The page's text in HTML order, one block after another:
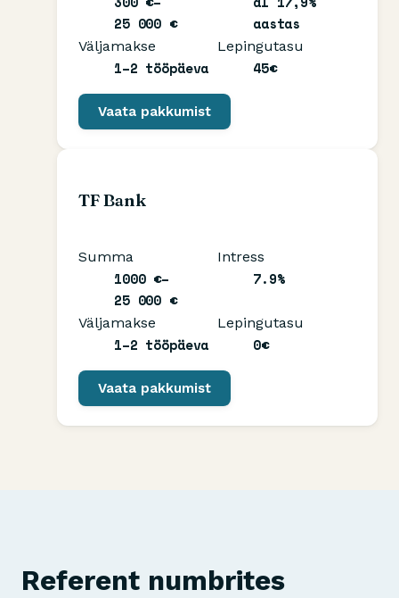
25 000 €
aastas
Väljamakse
1–2 tööpäeva
Lepingutasu
45€
Vaata pakkumist
TF Bank
Summa
1000 €–
25 000 €
Intress
7.9%
Väljamakse
1–2 tööpäeva
Lepingutasu
0€
Vaata pakkumist
Referent numbrites